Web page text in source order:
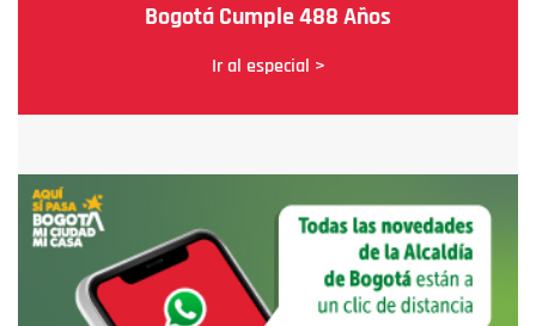
Bogotá Cumple 488 Años
Ir al especial >